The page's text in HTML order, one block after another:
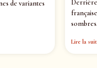
de variantes
Lire la